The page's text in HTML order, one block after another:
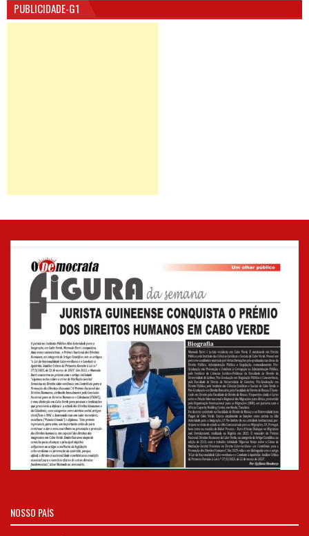
PUBLICIDADE-G1
NOSSO PAÍS